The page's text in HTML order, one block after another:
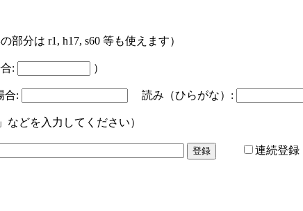
は r1, h17, s60 等も使えます）
: ）
合: 読み（ひらがな）:
などを入力してください）
連続登録